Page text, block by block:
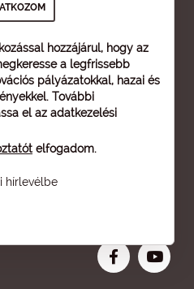
hozzájárul, hogy az
a legfrissebb
pályázatokkal, hazai és
További
el az adatkezelési
elfogadom.
hírlevélbe